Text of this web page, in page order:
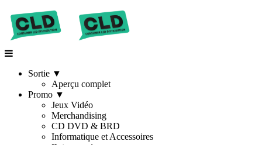
Sortie ▼
Aperçu complet
Promo ▼
Jeux Vidéo
Merchandising
CD DVD & BRD
Informatique et Accessoires